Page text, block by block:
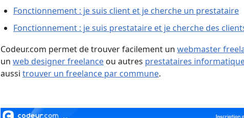
Fonctionnement : je suis client et je cherche un prestataire
Fonctionnement : je suis prestataire et je cherche des
Codeur.com permet de trouver facilement un webmaster
un web designer freelance ou autres prestataires
aussi trouver un freelance par commune.